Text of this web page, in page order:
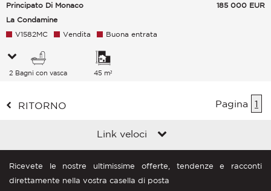
Principato Di Monaco
La Condamine
185 000 EUR
V1582MC Vendita Buona entrata
2 Bagni con vasca 45 m²
RITORNO Pagina 1
Link veloci
Ricevete le nostre ultimissime offerte, tendenze e racconti
direttamente nella vostra casella di posta